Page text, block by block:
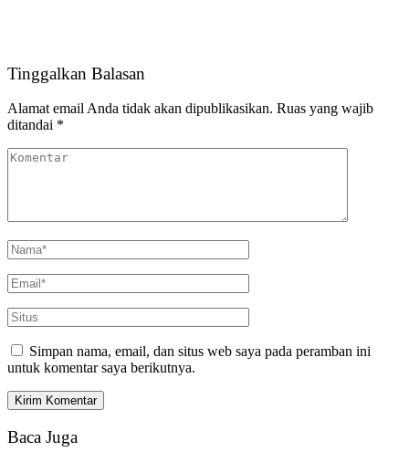
Tinggalkan Balasan
Alamat email Anda tidak akan dipublikasikan. Ruas yang wajib
ditandai *
Simpan nama, email, dan situs web saya pada peramban ini
untuk komentar saya berikutnya.
Baca Juga